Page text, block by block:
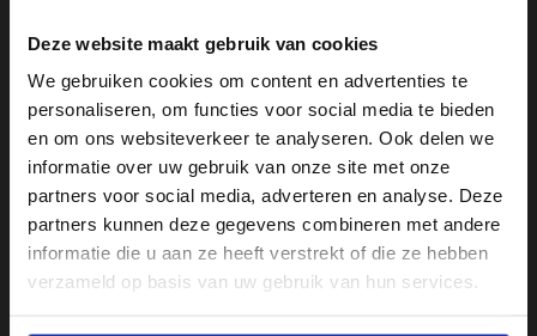
Deze website maakt gebruik van cookies
We gebruiken cookies om content en advertenties te
personaliseren, om functies voor social media te bieden
en om ons websiteverkeer te analyseren. Ook delen we
informatie over uw gebruik van onze site met onze
partners voor social media, adverteren en analyse. Deze
partners kunnen deze gegevens combineren met andere
informatie die u aan ze heeft verstrekt of die ze hebben
verzameld op basis van uw gebruik van hun services.
13,3 inch
Merk
Asus
Opslagruimte
120GB
Processor